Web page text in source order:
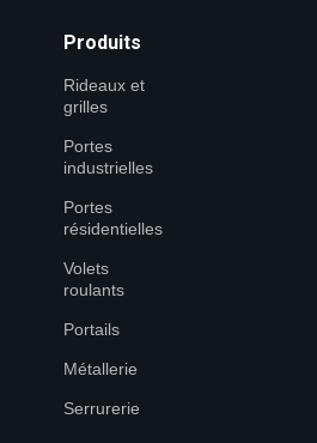
Produits
Rideaux et
grilles
Portes
industrielles
Portes
résidentielles
Volets
roulants
Portails
Métallerie
Serrurerie